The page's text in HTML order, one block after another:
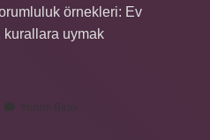
örnekleri: Ev
kurallara uymak
Yorum Bırak